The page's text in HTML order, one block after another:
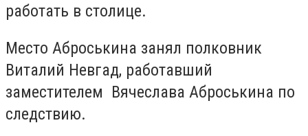
работать в столице.
Место Аброськина занял полковник
Виталий Невгад, работавший
заместителем Вячеслава Аброськина по
следствию.